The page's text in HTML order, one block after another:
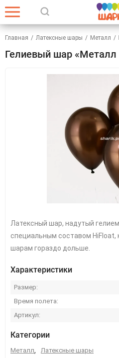
Главная / Латексные шары / Металл /
Гелиевый шар «Металл
Латексный шар, надутый
специальным составом HiFloat,
шарам гораздо дольше.
Характеристики
Размер:
Время полета:
Артикул:
Категории
Металл, Латексные шары